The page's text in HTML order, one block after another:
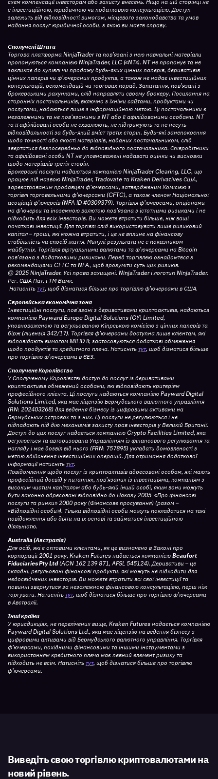
схем компенсації інвесторам або захисту внесень. Ніщо на цій сторінці не
є інвестиційною, юридичною чи податковою консультацією. Доступ
залежить від відповідності вимогам, місцевого законодавства та умов
надання послуг юридичної особи, з якою ви маєте справу.
Сполучені Штати
Торгова платформа NinjaTrader та пов’язані з нею навчальні матеріали
пропонуються компанією NinjaTrader, LLC («NT»). NT не пропонує та не
закликає до купівлі чи продажу будь-яких цінних паперів, деривативів
цінних паперів чи ф’ючерсних продуктів, а також не надає інвестиційних
консультацій, рекомендацій чи торгових порад. Запитання, пов’язані з
брокерськими рахунками, слід направляти своєму брокеру. Посилання на
сторонніх постачальників, включно з їхніми сайтами, продуктами чи
послугами, надаються лише з інформаційною метою. Ці постачальники є
незалежними та не пов’язаними з NT або її афілійованими особами. NT
та її афілійовані особи не схвалюють, не підтримують та не несуть
відповідальності за будь-який вміст третіх сторін. Будь-які занепокоєння
щодо точності або якості матеріалів, наданих постачальником, слід
звертатися безпосередньо до відповідного постачальника. Співробітники
та афілійовані особи NT не уповноважені надавати оцінки чи висновки
щодо матеріалів третіх сторін.
Брокерські послуги надаються компанією NinjaTrader Clearing, LLC, що
працює під назвою NinjaTrader, Tradovate та Kraken Derivatives США,
зареєстрованим продавцем ф’ючерсами, затвердженим Комісією з
торгівлі торговельними ф’ючерсами (CFTC), а також членом Національної
асоціації ф’ючерсів (NFA ID #0309379). Торгівля ф’ючерсами, опціонами
на ф’ючерси та іноземною валютою пов’язана з істотними ризиками і не
підходить для всіх інвесторів. Ви можете втратити більше, ніж ваші
початкові інвестиції. Для торгівлі слід використовувати лише ризиковий
капітал – гроші, які можна втратити, і це не вплине на фінансову
стабільність чи спосіб життя. Минулі результати не є показником
майбутніх. Торгівля віртуальними валютами та ф’ючерсами на Bitcoin
пов’язана з додатковими ризиками. Перед торгівлею ознайомтеся з
рекомендаціями CFTC та NFA, щоб зрозуміти суть цих ризиків.
© 2025 NinjaTrader. Усі права захищені. NinjaTrader і логотип NinjaTrader.
Рег. США Пат. і ТМ Вимк.
Натиснітьтут, щоб дізнатися більше про торгівлю ф’ючерсами в США.
Європейська економічна зона
Інвестиційні послуги, пов’язані з деривативами криптоактивів, надаються
компанією Payward Europe Digital Solutions (CY) Limited,
уповноваженою та регульованою Кіпрською комісією з цінних паперів та
бірж (ліцензія 342/17). Торгівля ф’ючерсами доступна лише клієнтам, які
відповідають вимогам MiFID II; застосовуються додаткові обмеження
щодо продуктів та кредитного плеча. Натиснітьтут, щоб дізнатися більше
про торгівлю ф’ючерсами в ЄЕЗ.
Сполучене Королівство
У Сполученому Королівстві доступ до послуг із деривативами
криптоактивів обмежений особами, які відповідають критеріям
професійного клієнта. Ці послуги надаються компанією Payward Digital
Solutions Limited, яка має ліцензію Бермудського валютного управління
(RN: 202403268) для ведення бізнесу із цифровими активами на
Бермудських островах та з них. Ці послуги не регулюються і не
підпадають під дію механізмів захисту прав інвесторів у Великій Британії.
Доступ до цих послуг надається компанією Crypto Facilities Limited, яка
регулюється та авторизована Управлінням із фінансового регулювання та
нагляду і має дозвіл від нього (FRN: 757895) укладати домовленості з
метою здійснення інвестиційних операцій. Для отримання додаткової
інформації натиснітьтут.
Повідомлення щодо послуг із криптоактивів адресовані особам, які мають
професійний досвід у питаннях, пов’язаних із інвестиціями, компаніям з
високим чистим капіталом або будь-якій іншій особі, яким вони можуть
бути законно адресовані відповідно до Наказу 2005 «Про фінансові
послуги та ринки» 2000 року (Фінансове просування) (разом –
«Відповідні особи»). Тільки відповідні особи можуть покладатися на такі
повідомлення або діяти на їх основі та займатися інвестиційною
діяльністю.
Australia (Австралія)
Для осіб, які є оптовими клієнтами, як це визначено в Законі про
корпорації 2001 року, Kraken Futures надається компанієюBeaufort
Fiduciaries Pty Ltd(ACN 162 139 871, AFSL 545124). Деривативи – це
складні, регульовані фінансові продукти, які можуть не підходити для
недосвідчених інвесторів. Ви можете втратити всі свої інвестиції та
повинні звернутися за незалежною фінансовою консультацією, перш ніж
торгувати. Натиснітьтут, щоб дізнатися більше про торгівлю ф’ючерсами
в Австралії.
Інші країни
У юрисдикціях, не перелічених вище, Kraken Futures надається компанією
Payward Digital Solutions Ltd., яка має ліцензію на ведення бізнесу з
цифровими активами від Бермудського валютного управління. Торгівля
ф’ючерсами, похідними фінансовими та іншими інструментами з
використанням кредитного плеча має певний елемент ризику та
підходить не всім. Натиснітьтут, щоб дізнатися більше про торгівлю
ф’ючерсами.
Виведіть свою торгівлю криптовалютами на
новий рівень.